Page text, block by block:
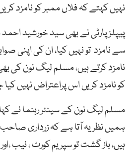
نہیں کہتے کہ فلاں ممبر کو نامزد
پیپلز پارٹی نے بھی سید خورشید
سے نامزد تو نہیں کیا، ان کی اپنی
نامزد کرتے ہیں، مسلم لیگ نون کی
کو نامزد کریں اس پراعتراض نہیں کیا
مسلم لیگ نون کے سینئر رہنما نے
ہمیں نظر یہ آتا ہے کہ زرداری
ہیں، باز گشت تو سپریم کورٹ ، نیب